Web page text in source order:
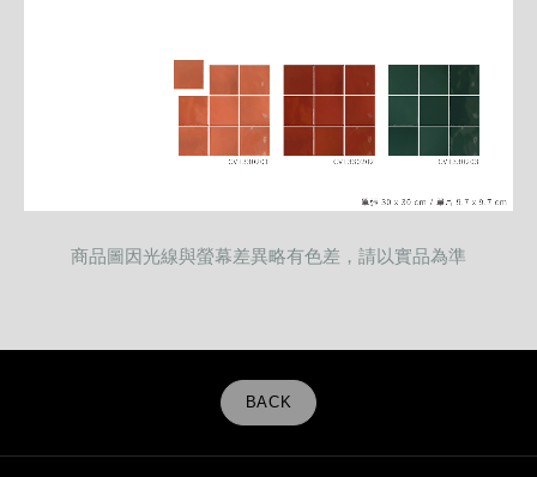
商品圖因光線與螢幕差異略有色差，請以實品為準
BACK